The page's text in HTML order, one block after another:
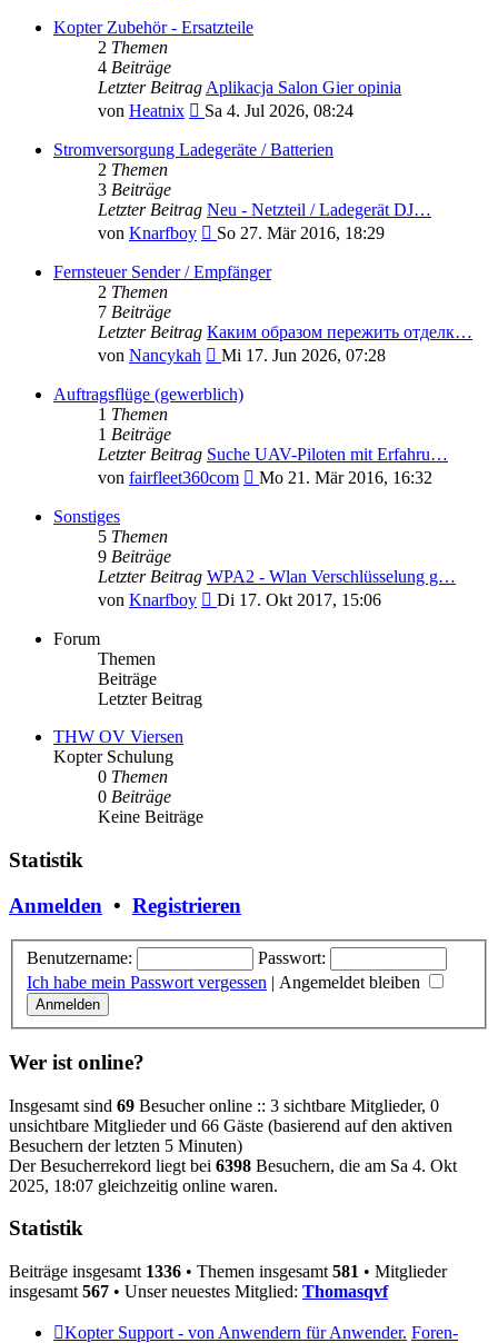
Kopter Zubehör - Ersatzteile
2 Themen
4 Beiträge
Letzter BeitragAplikacja Salon Gier opinia
von Heatnix
Neuester
Sa 4. Jul 2026, 08:24
Stromversorgung Ladegeräte / Batterien
2 Themen
3 Beiträge
Letzter Beitrag Neu - Netzteil / Ladegerät DJ…
von Knarfboy
Neuester
So 27. Mär 2016, 18:29
Fernsteuer Sender / Empfänger
2 Themen
7 Beiträge
Letzter Beitrag Каким образом пережить отделк…
von Nancykah
Neuester
Mi 17. Jun 2026, 07:28
Auftragsflüge (gewerblich)
1 Themen
1 Beiträge
Letzter Beitrag Suche UAV-Piloten mit Erfahru…
von fairfleet360com
Neuester
Mo 21. Mär 2016, 16:32
Sonstiges
5 Themen
9 Beiträge
Letzter Beitrag WPA2 - Wlan Verschlüsselung g…
von Knarfboy
Neuester
Di 17. Okt 2017, 15:06
Forum
Themen
Beiträge
Letzter Beitrag
THW OV Viersen
Kopter Schulung
0 Themen
0 Beiträge
Keine Beiträge
Statistik
Anmelden • Registrieren
Benutzername:
Passwort:
Ich habe mein Passwort vergessen | Angemeldet bleiben
Wer ist online?
Insgesamt sind 69 Besucher online :: 3 sichtbare Mitglieder, 0
unsichtbare Mitglieder und 66 Gäste (basierend auf den aktiven
Besuchern der letzten 5 Minuten)
Der Besucherrekord liegt bei 6398 Besuchern, die am Sa 4. Okt
2025, 18:07 gleichzeitig online waren.
Statistik
Beiträge insgesamt 1336 • Themen insgesamt 581 • Mitglieder
insgesamt 567 • Unser neuestes Mitglied: Thomasqvf
Kopter Support - von Anwendern für Anwender. Foren-